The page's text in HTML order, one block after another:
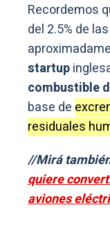
Recordemos
del 2.5% de
startup
combustible
base de
residuales
//Mirá
quiere
aviones